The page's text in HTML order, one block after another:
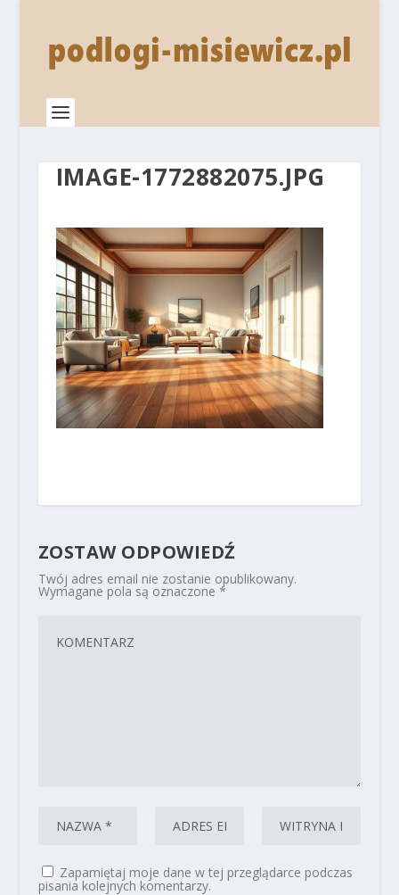
IMAGE-1772882075.JPG
ZOSTAW ODPOWIEDŹ
Twój adres email nie zostanie opublikowany.
Wymagane pola są oznaczone *
Zapamiętaj moje dane w tej przeglądarce podczas
pisania kolejnych komentarzy.